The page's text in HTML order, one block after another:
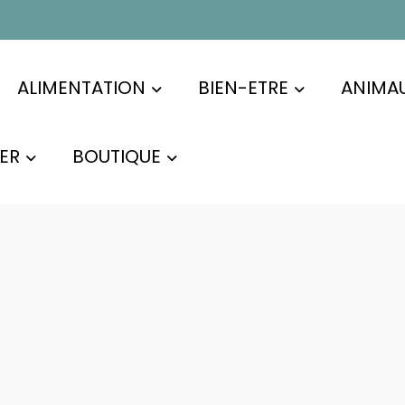
ALIMENTATION BIEN-ETRE
BOUTIQUE